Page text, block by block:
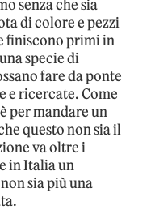
senza che sia
di colore e pezzi
finiscono primi in
specie di
fare da ponte
e ricercate. Come
per mandare un
questo non sia il
va oltre i
in Italia un
sia più una